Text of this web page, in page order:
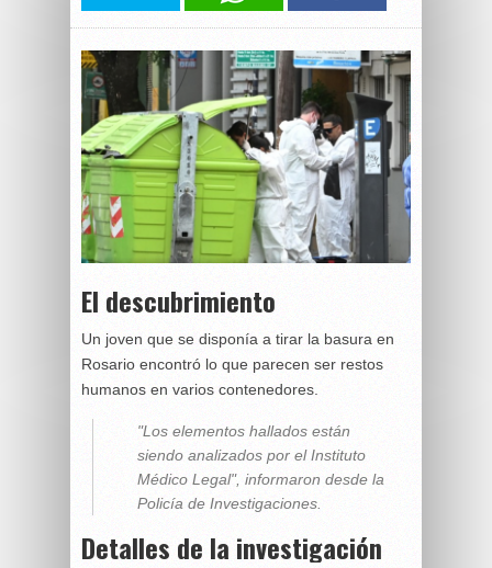
El descubrimiento
Un joven que se disponía a tirar la basura en
Rosario encontró lo que parecen ser restos
humanos en varios contenedores.
"Los elementos hallados están
siendo analizados por el Instituto
Médico Legal", informaron desde la
Policía de Investigaciones.
Detalles de la investigación